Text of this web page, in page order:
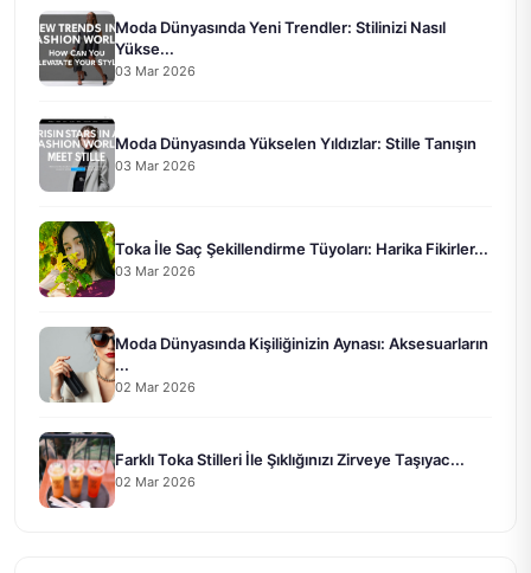
Moda Dünyasında Yeni Trendler: Stilinizi Nasıl
Yükse...
03 Mar 2026
Moda Dünyasında Yükselen Yıldızlar: Stille Tanışın
03 Mar 2026
Toka İle Saç Şekillendirme Tüyoları: Harika Fikirler...
03 Mar 2026
Moda Dünyasında Kişiliğinizin Aynası: Aksesuarların
...
02 Mar 2026
Farklı Toka Stilleri İle Şıklığınızı Zirveye Taşıyac...
02 Mar 2026